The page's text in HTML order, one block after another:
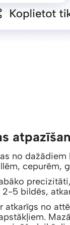
no
cepurēm,
5 bildēs,
atkarīgs no